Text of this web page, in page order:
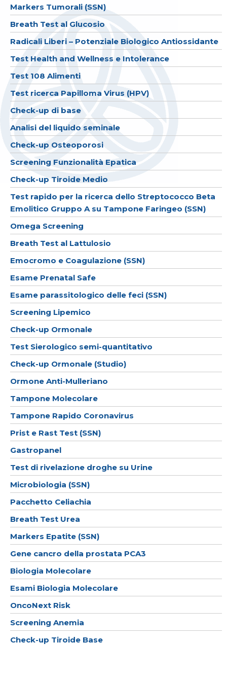
Markers Tumorali (SSN)
Breath Test al Glucosio
Radicali Liberi – Potenziale Biologico Antiossidante
Test Health and Wellness e Intolerance
Test 108 Alimenti
Test ricerca Papilloma Virus (HPV)
Check-up di base
Analisi del liquido seminale
Check-up Osteoporosi
Screening Funzionalità Epatica
Check-up Tiroide Medio
Test rapido per la ricerca dello Streptococco Beta
Emolitico Gruppo A su Tampone Faringeo (SSN)
Omega Screening
Breath Test al Lattulosio
Emocromo e Coagulazione (SSN)
Esame Prenatal Safe
Esame parassitologico delle feci (SSN)
Screening Lipemico
Check-up Ormonale
Test Sierologico semi-quantitativo
Check-up Ormonale (Studio)
Ormone Anti-Mulleriano
Tampone Molecolare
Tampone Rapido Coronavirus
Prist e Rast Test (SSN)
Gastropanel
Test di rivelazione droghe su Urine
Microbiologia (SSN)
Pacchetto Celiachia
Breath Test Urea
Markers Epatite (SSN)
Gene cancro della prostata PCA3
Biologia Molecolare
Esami Biologia Molecolare
OncoNext Risk
Screening Anemia
Check-up Tiroide Base